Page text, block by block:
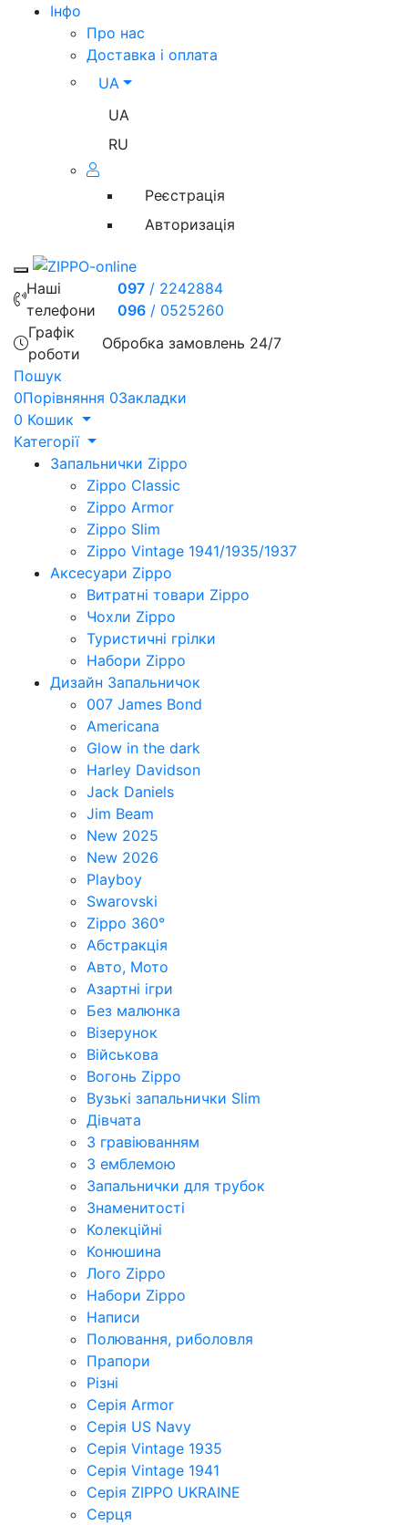
Iнфо
Про нас
Доставка і оплата
UA
UA
RU
Реєстрація
Авторизація
Toggle mobile menu
Наші
телефони
097 / 2242884
096 / 0525260
Графік
роботи
Обробка замовлень 24/7
Пошук
0Порівняння 0Закладки
0 Кошик
Категорії
Запальнички Zippo
Zippo Classic
Zippo Armor
Zippo Slim
Zippo Vintage 1941/1935/1937
Аксесуари Zippo
Витратні товари Zippo
Чохли Zippo
Туристичні грілки
Набори Zippo
Дизайн Запальничок
007 James Bond
Americana
Glow in the dark
Harley Davidson
Jack Daniels
Jim Beam
New 2025
New 2026
Playboy
Swarovski
Zippo 360°
Абстракція
Авто, Мото
Азартні ігри
Без малюнка
Візерунок
Військова
Вогонь Zippo
Вузькі запальнички Slim
Дівчата
З гравіюванням
З емблемою
Запальнички для трубок
Знаменитості
Колекційні
Конюшина
Лого Zippo
Набори Zippo
Написи
Полювання, риболовля
Прапори
Різні
Серія Armor
Серія US Navy
Серія Vintage 1935
Серія Vintage 1941
Серія ZIPPO UKRAINE
Серця